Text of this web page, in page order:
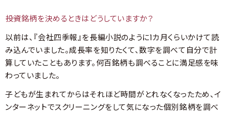
――投資銘柄を決めるときはどうしていますか？
以前は、『会社四季報』を長編小説のように1カ月くらいかけて読
み込んでいました。成長率を知りたくて、数字を調べて自分で計
算していたこともあります。何百銘柄も調べることに満足感を味
わっていました。
子どもが生まれてからはそれほど時間がとれなくなったため、イ
ンターネットでスクリーニングをして気になった個別銘柄を調べ